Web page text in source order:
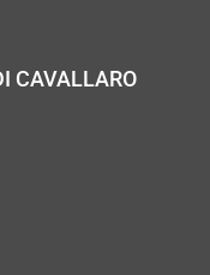
CAVALLARO